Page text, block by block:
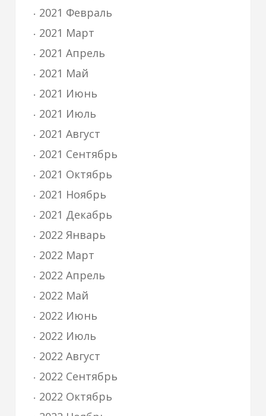
2021 Февраль
2021 Март
2021 Апрель
2021 Май
2021 Июнь
2021 Июль
2021 Август
2021 Сентябрь
2021 Октябрь
2021 Ноябрь
2021 Декабрь
2022 Январь
2022 Март
2022 Апрель
2022 Май
2022 Июнь
2022 Июль
2022 Август
2022 Сентябрь
2022 Октябрь